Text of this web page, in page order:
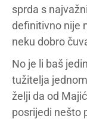
sprda s
definitivno nije
neku dobro
No je li baš
tužitelja
želji da od
posrijedi nešto